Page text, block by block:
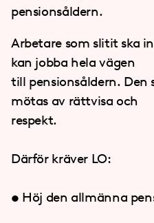
pensionsåldern.
Arbetare som slitit ska
kan jobba hela vägen
till pensionsåldern. Den
mötas av rättvisa och
respekt.
Därför kräver LO:
• Höj den allmänna